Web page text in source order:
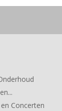
Concerten